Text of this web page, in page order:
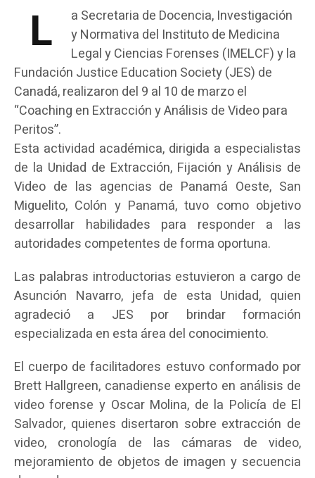
L
a Secretaria de Docencia, Investigación
y Normativa del Instituto de Medicina
Legal y Ciencias Forenses (IMELCF) y la
Fundación Justice Education Society (JES) de
Canadá, realizaron del 9 al 10 de marzo el
“Coaching en Extracción y Análisis de Video para
Peritos”.
Esta actividad académica, dirigida a especialistas
de la Unidad de Extracción, Fijación y Análisis de
Video de las agencias de Panamá Oeste, San
Miguelito, Colón y Panamá, tuvo como objetivo
desarrollar habilidades para responder a las
autoridades competentes de forma oportuna.
Las palabras introductorias estuvieron a cargo de
Asunción Navarro, jefa de esta Unidad, quien
agradeció a JES por brindar formación
especializada en esta área del conocimiento.
El cuerpo de facilitadores estuvo conformado por
Brett Hallgreen, canadiense experto en análisis de
video forense y Oscar Molina, de la Policía de El
Salvador, quienes disertaron sobre extracción de
video, cronología de las cámaras de video,
mejoramiento de objetos de imagen y secuencia